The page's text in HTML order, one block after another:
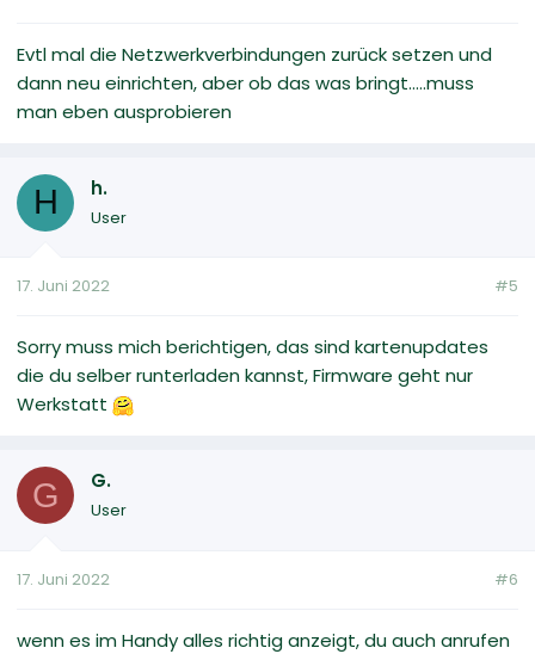
Evtl mal die Netzwerkverbindungen zurück setzen und
dann neu einrichten, aber ob das was bringt.....muss
man eben ausprobieren
H h.
User
17. Juni 2022 #5
Sorry muss mich berichtigen, das sind kartenupdates
die du selber runterladen kannst, Firmware geht nur
Werkstatt
G G.
User
17. Juni 2022 #6
wenn es im Handy alles richtig anzeigt, du auch anrufen